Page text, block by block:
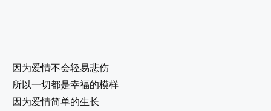
因为爱情不会轻易悲伤
所以一切都是幸福的模样
因为爱情简单的生长